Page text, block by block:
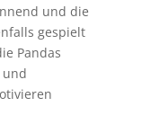
und die
gespielt
Pandas
und